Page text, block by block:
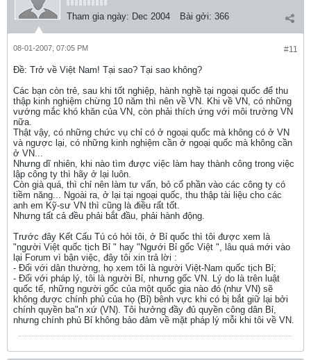
Tham gia ngày: Dec 2004 Bài gởi: 366
#11
08-01-2007, 07:05 PM
Ðề: Trở về Việt Nam! Tại sao? Tại sao không?
Các bạn còn trẻ, sau khi tốt nghiệp, hành nghề tại ngoại quốc để thu
thập kinh nghiệm chừng 10 năm thì nên về VN. Khi về VN, có những
vướng mắc khó khăn của VN, còn phải thích ứng với môi trường VN
nữa.
Thật vậy, có những chức vụ chỉ có ở ngoại quốc mà không có ở VN
và ngược lại, có những kinh nghiệm cần ở ngoại quốc mà không cần
ở VN...
Nhưng dĩ nhiên, khi nào tìm được việc làm hay thành công trong việc
lập công ty thì hãy ở lại luôn.
Còn già quá, thì chỉ nên làm tư vấn, bỏ cổ phần vào các công ty có
tiềm năng... Ngoài ra, ở lại tại ngoại quốc, thu thập tài liệu cho các
anh em Kỹ-sư VN thì cũng là điều rất tốt.
Nhưng tất cả đều phải bắt đầu, phải hành động.
Trước đây Kết Cấu Tú có hỏi tôi, ở Bỉ quốc thì tôi được xem là
"người Việt quốc tịch Bỉ " hay "Ngưới Bỉ gốc Việt ", lâu quá mới vào
lại Forum vì bận việc, đây tôi xin trả lời :
- Ðối với dân thường, họ xem tôi là người Việt-Nam quốc tịch Bỉ;
- Ðối với pháp lý, tôi là người Bỉ, nhưng gốc VN. Lý do là trên luật
quốc tế, những người gốc của một quốc gia nào đó (như VN) sẽ
không được chính phủ của họ (Bỉ) bênh vực khi có bị bắt giữ lại bởi
chính quyền ba"n xứ (VN). Tôi hưởng đầy đủ quyền công dân Bỉ,
nhưng chính phủ Bỉ không bảo đảm về mặt pháp lý mỗi khi tôi về VN.